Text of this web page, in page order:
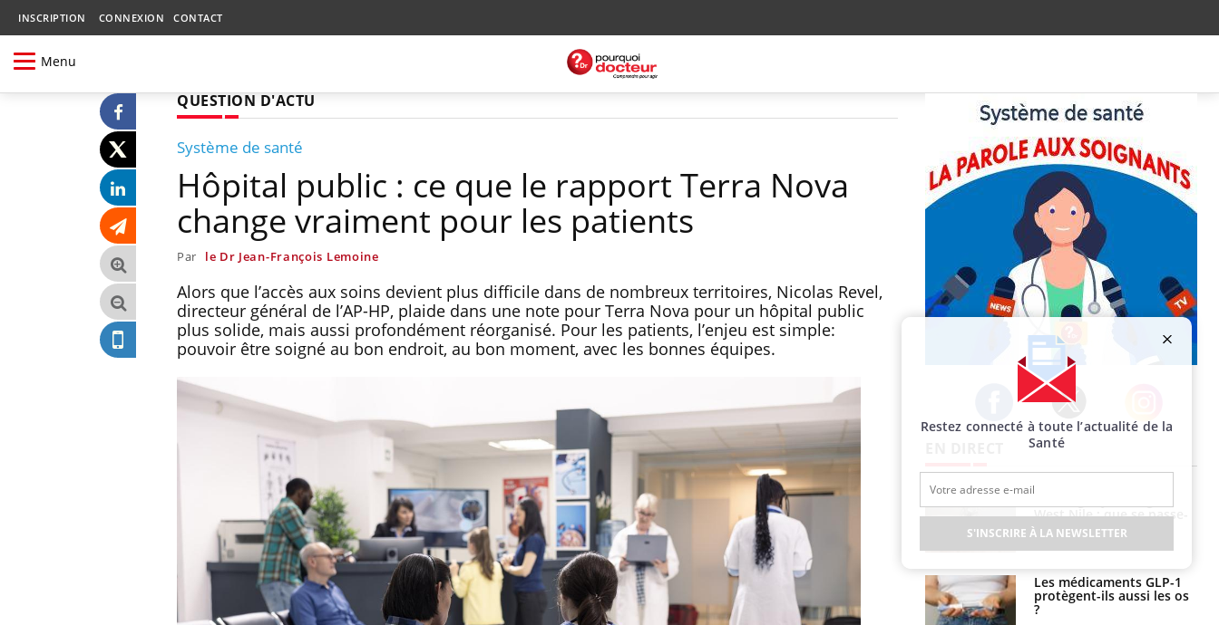
INSCRIPTION CONNEXION CONTACT
Menu
QUESTION D'ACTU
Système de santé
Hôpital public : ce que le rapport Terra Nova
change vraiment pour les patients
Par le Dr Jean-François Lemoine
Alors que l’accès aux soins devient plus difficile dans de nombreux territoires, Nicolas Revel,
directeur général de l’AP-HP, plaide dans une note pour Terra Nova pour un hôpital public
plus solide, mais aussi profondément réorganisé. Pour les patients, l’enjeu est simple:
pouvoir être soigné au bon endroit, au bon moment, avec les bonnes équipes.
Facebook Twitter Instagram
Bébés, jeunes enfants :
quelle trousse à
pharmacie pour les
vacances ?
Syndrome métabolique :
quels sont les meilleurs
exercices physiques ?
Hantavirus : un cas
détecté chez un touriste
en France
Mortalité infantile : un
rapport s’interroge sur
son taux élevé en France
Comment oublier les
écrans en vacances ?
Toujours connectés :
comment le travail
empiète de plus en plus
West Nile : que se passe-
t-il dans le sud de la
France ?
Les médicaments GLP-1
protègent-ils aussi les os
?
Restez connecté à toute l’actualité de la
Santé
S'INSCRIRE À LA NEWSLETTER